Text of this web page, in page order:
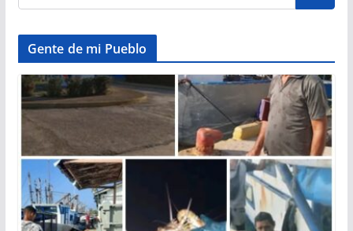
Gente de mi Pueblo